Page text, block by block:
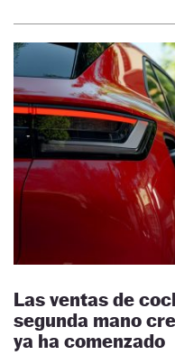
Las ventas de
segunda mano
ya ha comenzado